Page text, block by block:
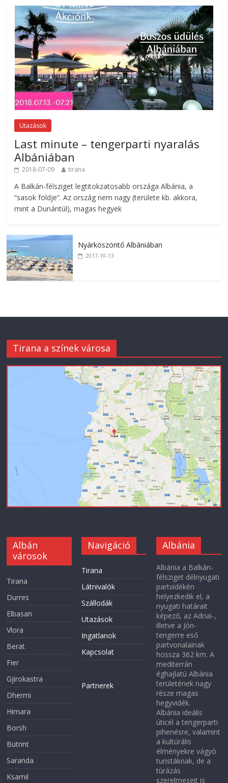
Utazások
Last minute – tengerparti nyaralás
Albániában
2018-07-09 tirana
A Balkán-félsziget legtitokzatosabb országa Albánia, a
“sasok földje”. Az ország nem nagy (területe kb. akkora,
mint a Dunántúl), magas hegyek
Nyárköszöntő Albániában
2017-10-13
Tirana a színek városa
Albán
városok
Tirana
Durres
Elbasan
Vlora
Berat
Fier
Gjirokastra
Dhermi
Himara
Borsh
Butrint
Saranda
Ksamil
Navigáció
Tirana
Látnivalók
Szállodák
Utazások
Ingatlanok
Kapcsolat
Partnerek
Albánia
Albánia a Balkán-
félsziget délnyugati
partvidékén
helyezkedik el, a
nyugati határait
képező, az Adriai-,
illetve a Jón-
tengerre eső
partvonalainak
hossza 362 km. A
mediterrán
éghajlatú Albánia
területének nagy
része magas
hegyvidék.
Albánia ideális
úticél a tengerparti
pihenésre, valamint
a kultúrális
élményekre vágyó
turistáknak, de a
túrázás
szerelmeseit is